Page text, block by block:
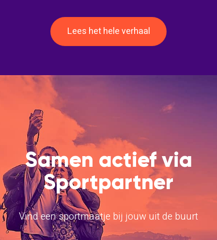
Lees het hele verhaal
Samen actief via
Sportpartner
Vind een sportmaatje bij jouw uit de buurt